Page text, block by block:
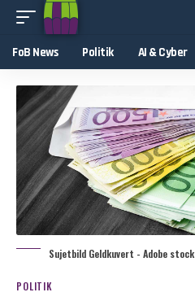
FoB News Politik AI & Cyber
Sujetbild Geldkuvert - Adobe stock
POLITIK